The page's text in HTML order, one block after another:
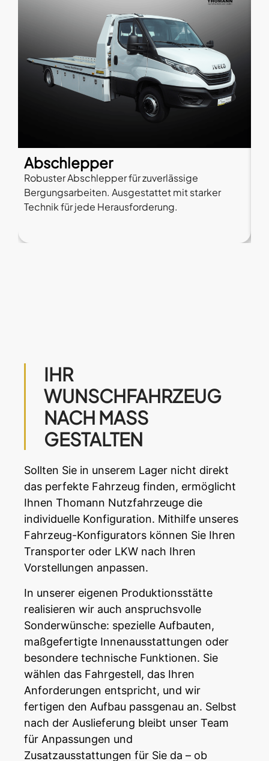
Abschlepper
Robuster Abschlepper für zuverlässige
Bergungsarbeiten. Ausgestattet mit starker
Technik für jede Herausforderung.
IHR
WUNSCHFAHRZEUG
NACH MASS G
ESTALTEN
Sollten Sie in unserem Lager nicht direkt
das perfekte Fahrzeug finden, ermöglicht
Ihnen Thomann Nutzfahrzeuge die
individuelle Konfiguration. Mithilfe unseres
Fahrzeug-Konfigurators können Sie Ihren
Transporter oder LKW nach Ihren
Vorstellungen anpassen.
In unserer eigenen Produktionsstätte
realisieren wir auch anspruchsvolle
Sonderwünsche: spezielle Aufbauten,
maßgefertigte Innenausstattungen oder
besondere technische Funktionen. Sie
wählen das Fahrgestell, das Ihren
Anforderungen entspricht, und wir
fertigen den Aufbau passgenau an. Selbst
nach der Auslieferung bleibt unser Team
für Anpassungen und
Zusatzausstattungen für Sie da – ob